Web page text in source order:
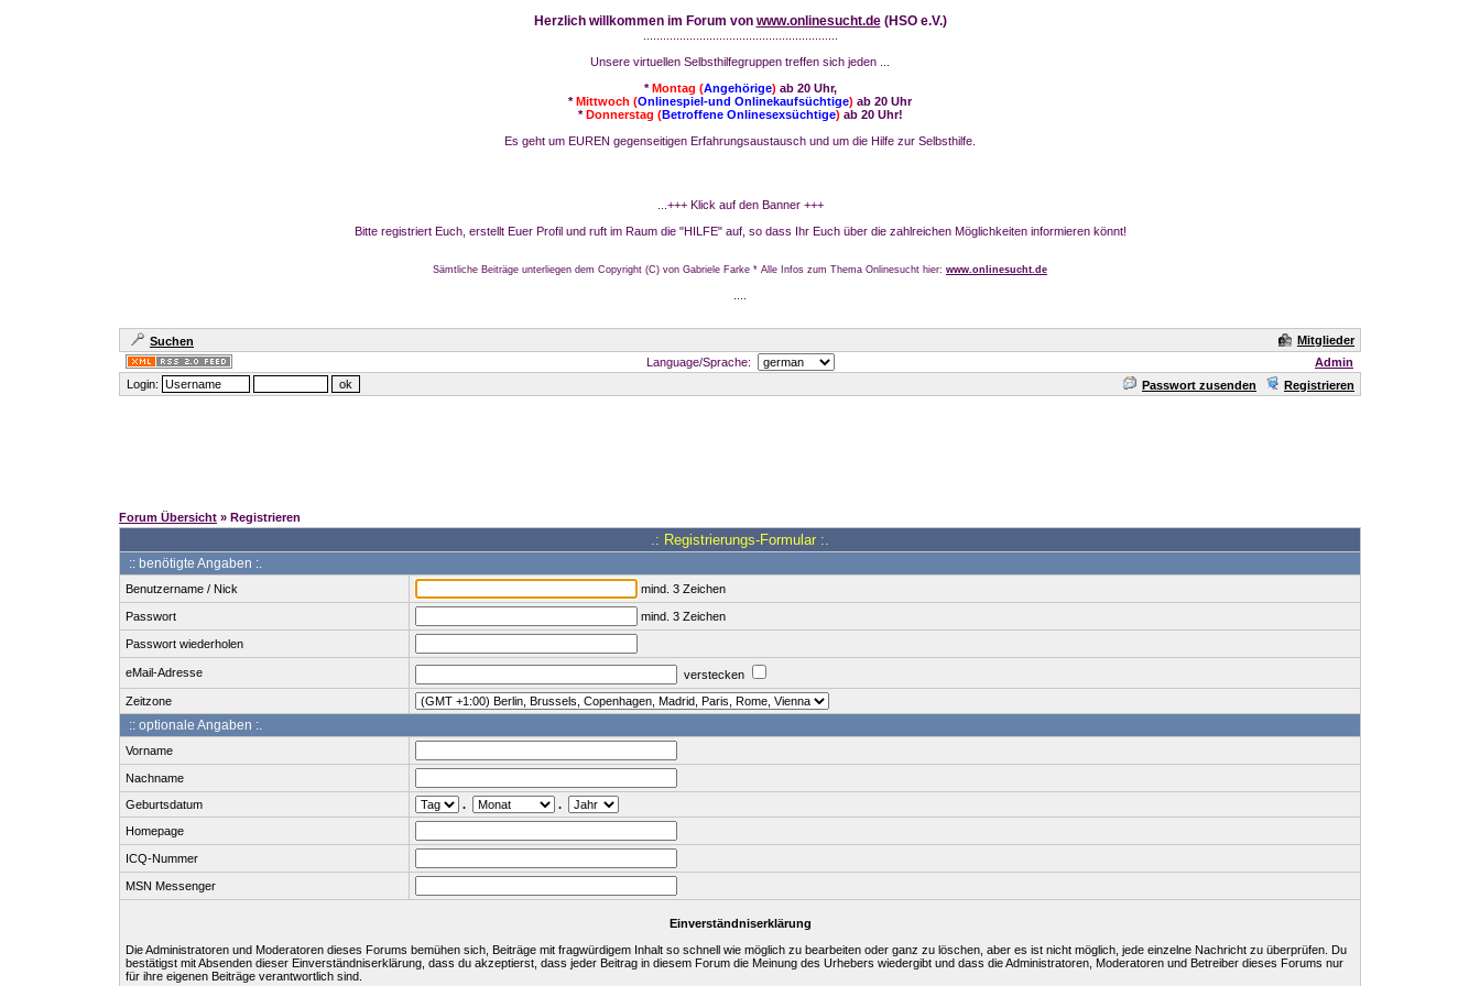
Herzlich willkommen im Forum von www.onlinesucht.de(HSO e.V.)
Unsere virtuellen Selbsthilfegruppen treffen sich jeden ...
*Montag (Angehörige) ab 20 Uhr,
*Mittwoch (Onlinespiel-und Onlinekaufsüchtige) ab 20 Uhr
*Donnerstag (Betroffene Onlinesexsüchtige) ab 20 Uhr!
Es geht um EUREN gegenseitigen Erfahrungsaustausch und um die Hilfe zur Selbsthilfe.
...+++ Klick auf den Banner +++
Bitte registriert Euch, erstellt Euer Profil und ruft im Raum die "HILFE" auf, so dass Ihr Euch über die zahlreichen Möglichkeiten informieren könnt!
Sämtliche Beiträge unterliegen dem Copyright (C) von Gabriele Farke * Alle Infos zum Thema Onlinesucht hier: www.onlinesucht.de
Suchen
Mitglieder
Language/Sprache:
Admin
Login:
Passwort zusenden Registrieren
Forum Übersicht » Registrieren
.: Registrierungs-Formular :.
:: benötigte Angaben :.
Benutzername / Nick mind. 3 Zeichen
Passwort mind. 3 Zeichen
Passwort wiederholen
eMail-Adresse
verstecken
Zeitzone
:: optionale Angaben :.
Vorname
Nachname
Geburtsdatum
.
.
Homepage
ICQ-Nummer
MSN Messenger
Einverständniserklärung
Die Administratoren und Moderatoren dieses Forums bemühen sich, Beiträge mit fragwürdigem Inhalt so schnell wie möglich zu bearbeiten oder ganz zu löschen, aber es ist nicht möglich, jede einzelne Nachricht zu überprüfen. Du
bestätigst mit Absenden dieser Einverständniserklärung, dass du akzeptierst, dass jeder Beitrag in diesem Forum die Meinung des Urhebers wiedergibt und dass die Administratoren, Moderatoren und Betreiber dieses Forums nur
für ihre eigenen Beiträge verantwortlich sind.